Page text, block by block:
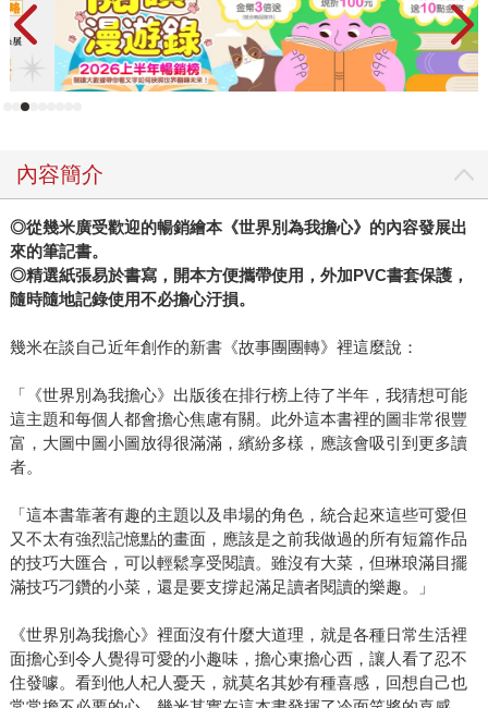
內容簡介
◎從幾米廣受歡迎的暢銷繪本《世界別為我擔心》的內容發展出
來的筆記書。
◎精選紙張易於書寫，開本方便攜帶使用，外加PVC書套保護，
隨時隨地記錄使用不必擔心汙損。
幾米在談自己近年創作的新書《故事團團轉》裡這麼說：
「《世界別為我擔心》出版後在排行榜上待了半年，我猜想可能
這主題和每個人都會擔心焦慮有關。此外這本書裡的圖非常很豐
富，大圖中圖小圖放得很滿滿，繽紛多樣，應該會吸引到更多讀
者。
「這本書靠著有趣的主題以及串場的角色，統合起來這些可愛但
又不太有強烈記憶點的畫面，應該是之前我做過的所有短篇作品
的技巧大匯合，可以輕鬆享受閱讀。雖沒有大菜，但琳琅滿目擺
滿技巧刁鑽的小菜，還是要支撐起滿足讀者閱讀的樂趣。」
《世界別為我擔心》裡面沒有什麼大道理，就是各種日常生活裡
面擔心到令人覺得可愛的小趣味，擔心東擔心西，讓人看了忍不
住發噱。看到他人杞人憂天，就莫名其妙有種喜感，回想自己也